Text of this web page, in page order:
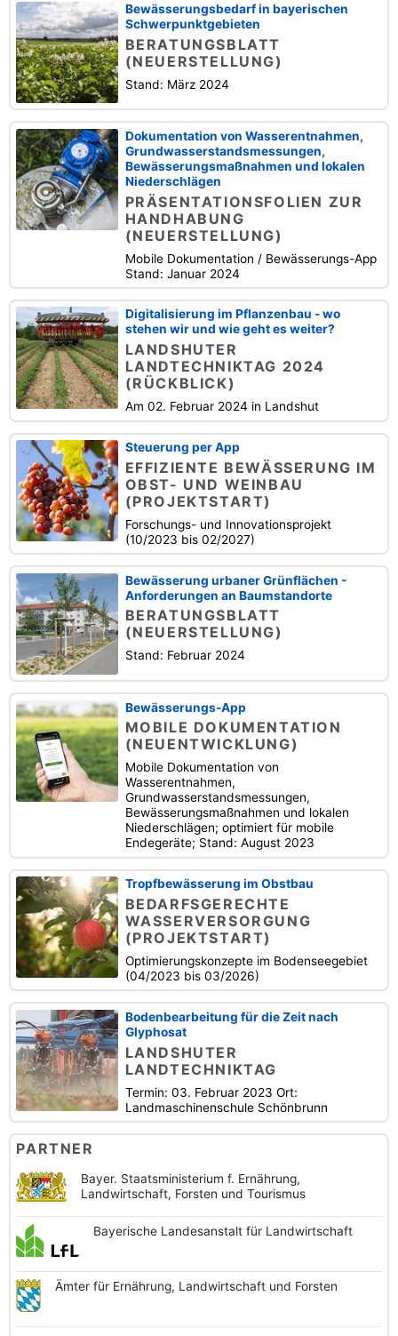
Bewässerungsbedarf in bayerischen
Schwerpunktgebieten
BERATUNGSBLATT
(NEUERSTELLUNG)
Stand: März 2024
Dokumentation von Wasserentnahmen,
Grundwasserstandsmessungen,
Bewässerungsmaßnahmen und lokalen
Niederschlägen
PRÄSENTATIONSFOLIEN ZUR
HANDHABUNG
(NEUERSTELLUNG)
Mobile Dokumentation / Bewässerungs-App
Stand: Januar 2024
Digitalisierung im Pflanzenbau - wo
stehen wir und wie geht es weiter?
LANDSHUTER
LANDTECHNIKTAG 2024
(RÜCKBLICK)
Am 02. Februar 2024 in Landshut
Steuerung per App
EFFIZIENTE BEWÄSSERUNG IM
OBST- UND WEINBAU
(PROJEKTSTART)
Forschungs- und Innovationsprojekt
(10/2023 bis 02/2027)
Bewässerung urbaner Grünflächen -
Anforderungen an Baumstandorte
BERATUNGSBLATT
(NEUERSTELLUNG)
Stand: Februar 2024
Bewässerungs-App
MOBILE DOKUMENTATION
(NEUENTWICKLUNG)
Mobile Dokumentation von
Wasserentnahmen,
Grundwasserstandsmessungen,
Bewässerungsmaßnahmen und lokalen
Niederschlägen; optimiert für mobile
Endegeräte; Stand: August 2023
Tropfbewässerung im Obstbau
BEDARFSGERECHTE
WASSERVERSORGUNG
(PROJEKTSTART)
Optimierungskonzepte im Bodenseegebiet
(04/2023 bis 03/2026)
Bodenbearbeitung für die Zeit nach
Glyphosat
LANDSHUTER
LANDTECHNIKTAG
Termin: 03. Februar 2023 Ort:
Landmaschinenschule Schönbrunn
PARTNER
Bayer. Staatsministerium f. Ernährung,
Landwirtschaft, Forsten und Tourismus
Bayerische Landesanstaltfür Landwirtschaft
Ämter für Ernährung, Landwirtschaft und Forsten